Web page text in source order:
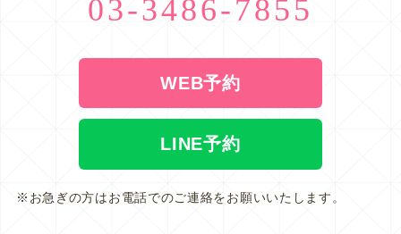
03-3486-7855
WEB予約
LINE予約
※お急ぎの方はお電話でのご連絡をお願いいたします。